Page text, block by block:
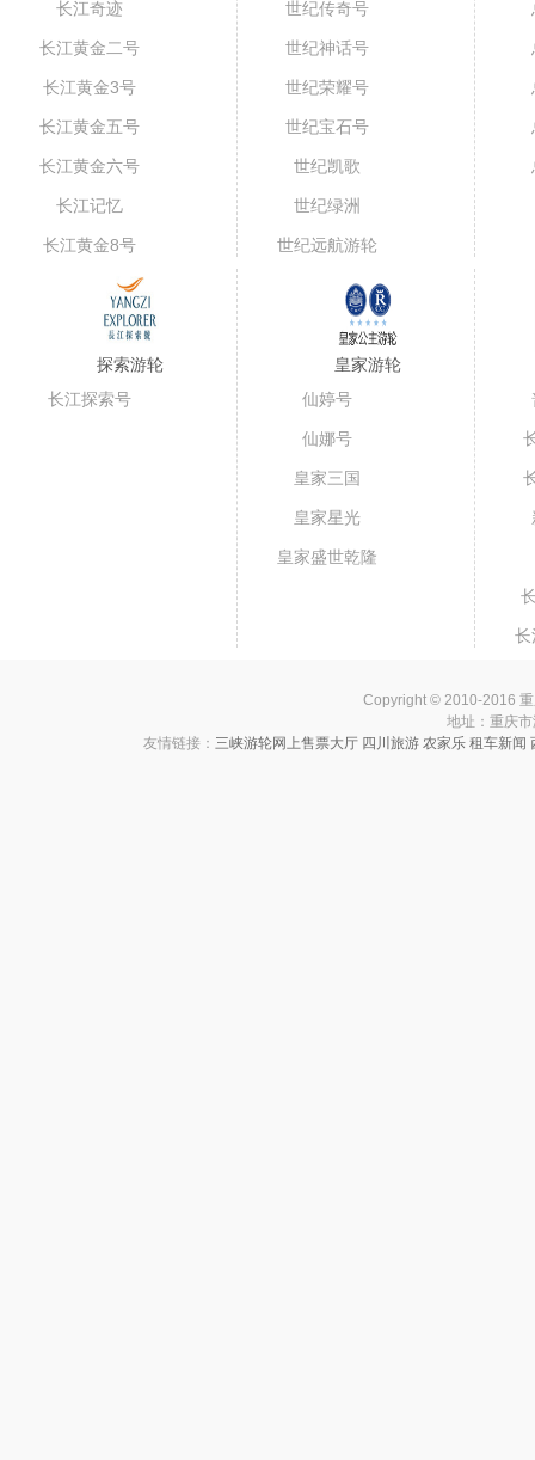
长江奇迹
长江黄金二号
长江黄金3号
长江黄金五号
长江黄金六号
长江记忆
长江黄金8号
世纪传奇号
世纪神话号
世纪荣耀号
世纪宝石号
世纪凯歌
世纪绿洲
世纪远航游轮
探索游轮
长江探索号
皇家游轮
仙婷号
仙娜号
皇家三国
皇家星光
皇家盛世乾隆
长
Copyright © 2010-2016
地址：重庆
友情链接： 三峡游轮网上售票大厅 四川旅游 农家乐 租车新闻